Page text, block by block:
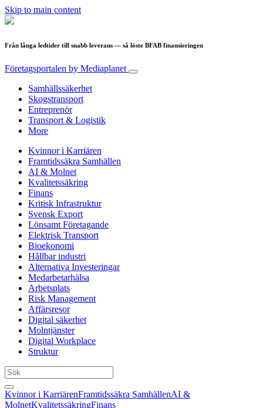
Skip to main content
Från långa ledtider till snabb leverans — så löste BFAB finansieringen
Företagsportalen by Mediaplanet
Samhällssäkerhet
Skogstransport
Entreprenör
Transport & Logistik
More
Kvinnor i Karriären
Framtidssäkra Samhällen
AI & Molnet
Kvalitetssäkring
Finans
Kritisk Infrastruktur
Svensk Export
Lönsamt Företagande
Elektrisk Transport
Bioekonomi
Hållbar industri
Alternativa Investeringar
Medarbetarhälsa
Arbetsplats
Risk Management
Affärsresor
Digital säkerhet
Molntjänster
Digital Workplace
Struktur
Kvinnor i KarriärenFramtidssäkra SamhällenAI &
MolnetKvalitetssäkringFinans